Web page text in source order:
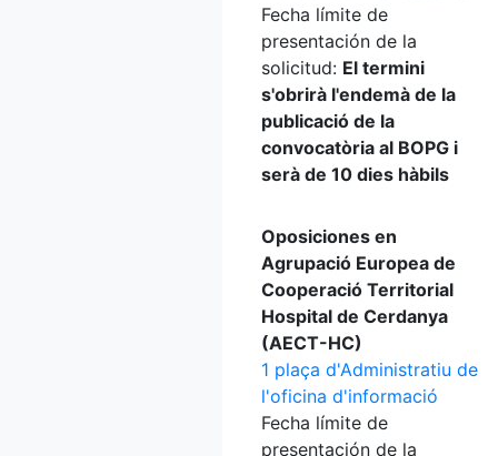
Fecha límite de
presentación de la
solicitud: El termini
s'obrirà l'endemà de la
publicació de la
convocatòria al BOPG i
serà de 10 dies hàbils
Oposiciones en
Agrupació Europea de
Cooperació Territorial
Hospital de Cerdanya
(AECT-HC)
1 plaça d'Administratiu de
l'oficina d'informació
Fecha límite de
presentación de la